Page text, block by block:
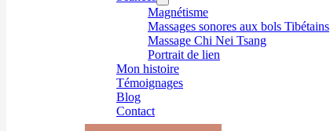
Magnétisme
Massages sonores aux bols Tibétains
Massage Chi Nei Tsang
Portrait de lien
Mon histoire
Témoignages
Blog
Contact